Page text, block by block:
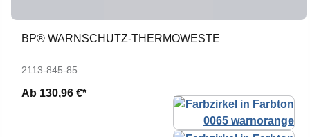
BP® WARNSCHUTZ-THERMOWESTE
2113-845-85
Ab 130,96 €*